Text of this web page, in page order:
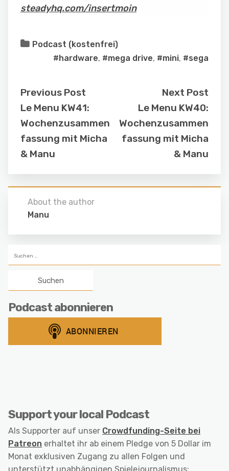
steadyhq.com/insertmoin
Podcast (kostenfrei)
#hardware, #mega drive, #mini, #sega
Previous Post
Le Menu KW41:
Wochenzusammen
fassung mit Micha
& Manu
Next Post
Le Menu KW40:
Wochenzusammen
fassung mit Micha
& Manu
About the author
Manu
nach:
Podcast abonnieren
Support your local Podcast
Als Supporter auf unser Crowdfunding-Seite bei
Patreon erhaltet ihr ab einem Pledge von 5 Dollar im
Monat exklusiven Zugang zu allen Folgen und